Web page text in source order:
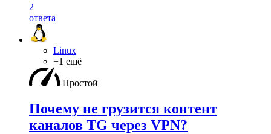
2
ответа
Linux
+1 ещё
Простой
Почему не грузится контент
каналов TG через VPN?